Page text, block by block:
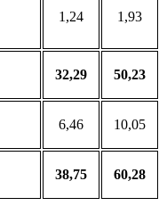
1,24 1,93
32,29 50,23
6,46 10,05
38,75 60,28